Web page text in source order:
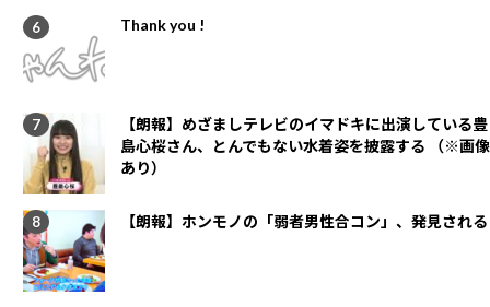
Thank you !
【朗報】めざましテレビのイマドキに出演している豊
島心桜さん、とんでもない水着姿を披露する （※画像
あり）
【朗報】ホンモノの「弱者男性合コン」、発見される